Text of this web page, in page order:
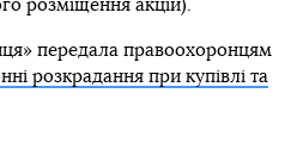
розміщення акцій).
передала правоохоронцям
розкрадання при купівлі та